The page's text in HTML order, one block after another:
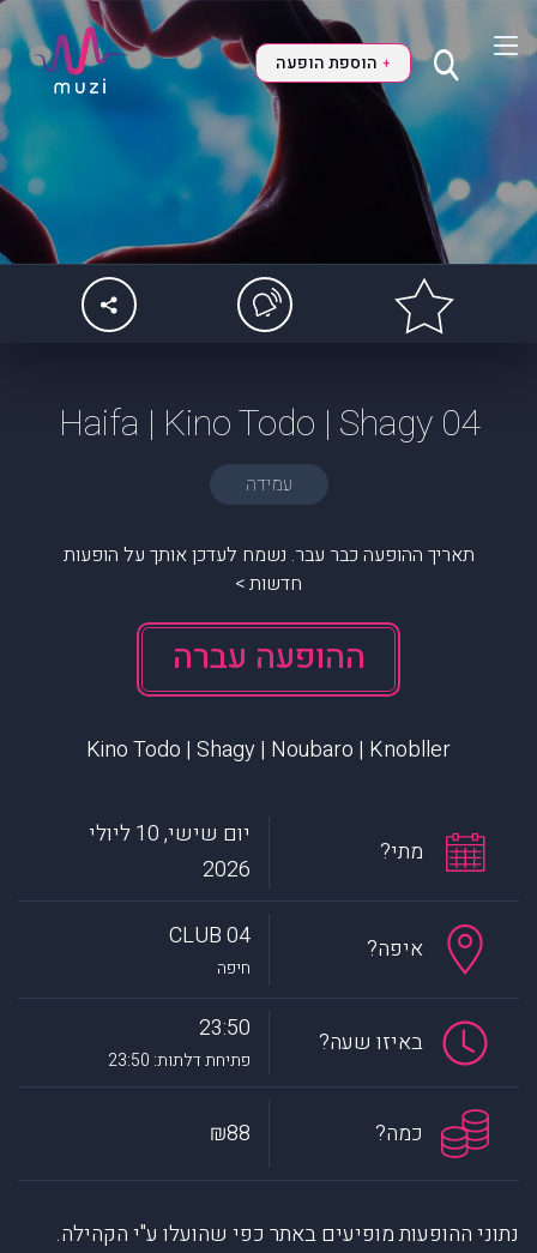
+ הוספת הופעה
04 Haifa | Kino Todo | Shagy
עמידה
תאריך ההופעה כבר עבר. נשמח לעדכן אותך על הופעות
חדשות >
ההופעה עברה
Kino Todo | Shagy | Noubaro | Knobller
מתי?
יום שישי, 10 ליולי
2026
איפה? CLUB 04
חיפה
באיזו שעה? 23:50
פתיחת דלתות: 23:50
כמה? ₪88
נתוני ההופעות מופיעים באתר כפי שהועלו ע"י הקהילה.